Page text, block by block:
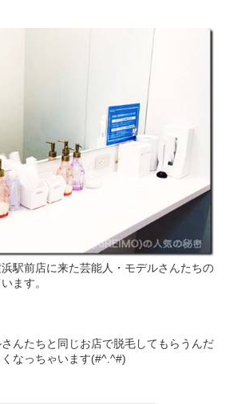
駅前店に来た芸能人・モデルさんたちの
ます。
んたちと同じお店で脱毛してもらうんだ
なっちゃいます(#^.^#)